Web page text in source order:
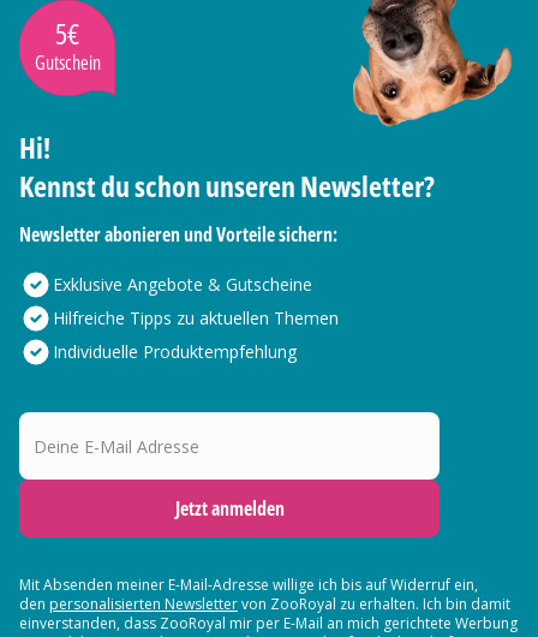
5€
Gutschein
Hi!
Kennst du schon unseren Newsletter?
Newsletter abonieren und Vorteile sichern:
Exklusive Angebote & Gutscheine
Hilfreiche Tipps zu aktuellen Themen
Individuelle Produktempfehlung
Deine E-Mail Adresse
Jetzt anmelden
Mit Absenden meiner E-Mail-Adresse willige ich bis auf Widerruf ein,
den personalisierten Newslettervon ZooRoyal zu erhalten. Ich bin damit
einverstanden, dass ZooRoyal mir per E-Mail an mich gerichtete Werbung